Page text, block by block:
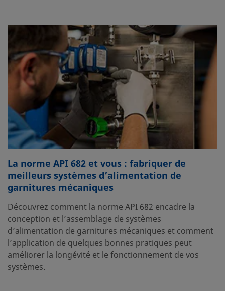
La norme API 682 et vous : fabriquer de
meilleurs systèmes d’alimentation de
garnitures mécaniques
Découvrez comment la norme API 682 encadre la
conception et l’assemblage de systèmes
d’alimentation de garnitures mécaniques et comment
l’application de quelques bonnes pratiques peut
améliorer la longévité et le fonctionnement de vos
systèmes.